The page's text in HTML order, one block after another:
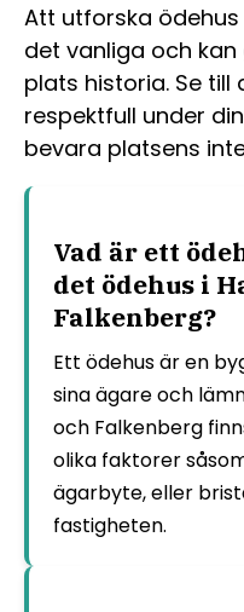
Att utforska
det vanliga och kan
plats historia. Se
respektfull under
bevara platsens
Vad är ett
det ödehus i
Falkenberg?
Ett ödehus är en
sina ägare och
och Falkenberg
olika faktorer
ägarbyte, eller
fastigheten.